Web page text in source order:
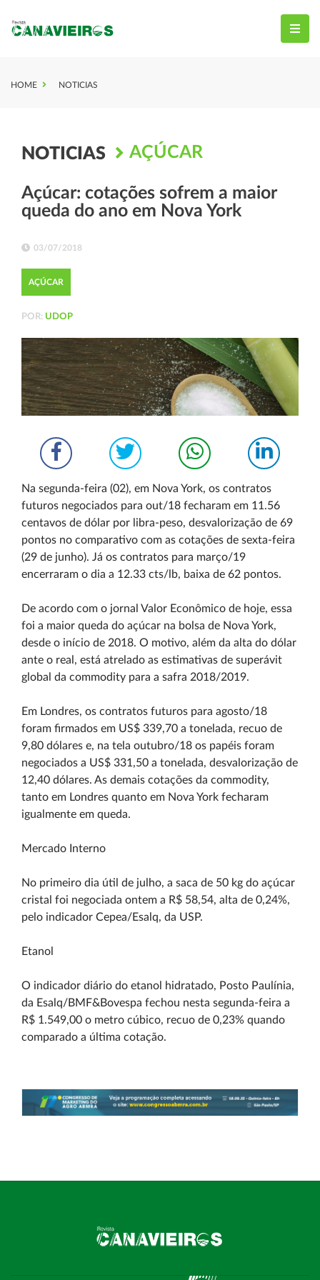
HOME NOTICIAS
NOTICIAS AÇÚCAR
Açúcar: cotações sofrem a maior
queda do ano em Nova York
03/07/2018
AÇÚCAR
POR: UDOP
Na segunda-feira (02), em Nova York, os contratos
futuros negociados para out/18 fecharam em 11.56
centavos de dólar por libra-peso, desvalorização de 69
pontos no comparativo com as cotações de sexta-feira
(29 de junho). Já os contratos para março/19
encerraram o dia a 12.33 cts/lb, baixa de 62 pontos.
De acordo com o jornal Valor Econômico de hoje, essa
foi a maior queda do açúcar na bolsa de Nova York,
desde o início de 2018. O motivo, além da alta do dólar
ante o real, está atrelado as estimativas de superávit
global da commodity para a safra 2018/2019.
Em Londres, os contratos futuros para agosto/18
foram firmados em US$ 339,70 a tonelada, recuo de
9,80 dólares e, na tela outubro/18 os papéis foram
negociados a US$ 331,50 a tonelada, desvalorização de
12,40 dólares. As demais cotações da commodity,
tanto em Londres quanto em Nova York fecharam
igualmente em queda.
Mercado Interno
No primeiro dia útil de julho, a saca de 50 kg do açúcar
cristal foi negociada ontem a R$ 58,54, alta de 0,24%,
pelo indicador Cepea/Esalq, da USP.
Etanol
O indicador diário do etanol hidratado, Posto Paulínia,
da Esalq/BMF&Bovespa fechou nesta segunda-feira a
R$ 1.549,00 o metro cúbico, recuo de 0,23% quando
comparado a última cotação.